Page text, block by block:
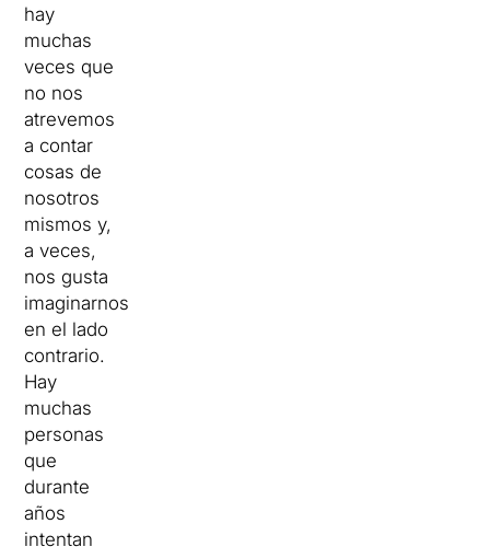
hay
muchas
veces que
no nos
atrevemos
a contar
cosas de
nosotros
mismos y,
a veces,
nos gusta
imaginarnos
en el lado
contrario.
Hay
muchas
personas
que
durante
años
intentan